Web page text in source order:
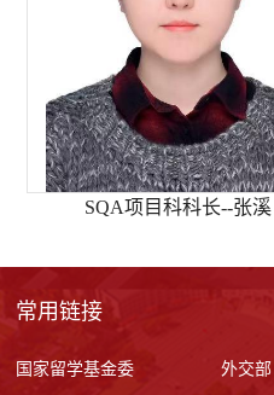
SQA项目科科长--张溪
常用链接
国家留学基金委 外交部